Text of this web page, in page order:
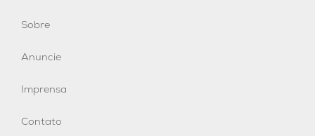
Sobre
Anuncie
Imprensa
Contato